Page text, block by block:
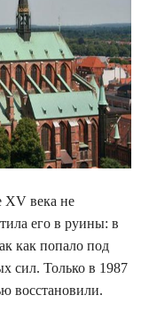
XV века не
его в руины: в
как попало под
сил. Только в 1987
восстановили.